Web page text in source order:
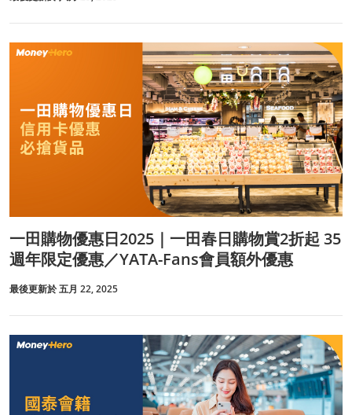
一田購物優惠日2025｜一田春日購物賞2折起 35
週年限定優惠／YATA-Fans會員額外優惠
最後更新於 五月 22, 2025